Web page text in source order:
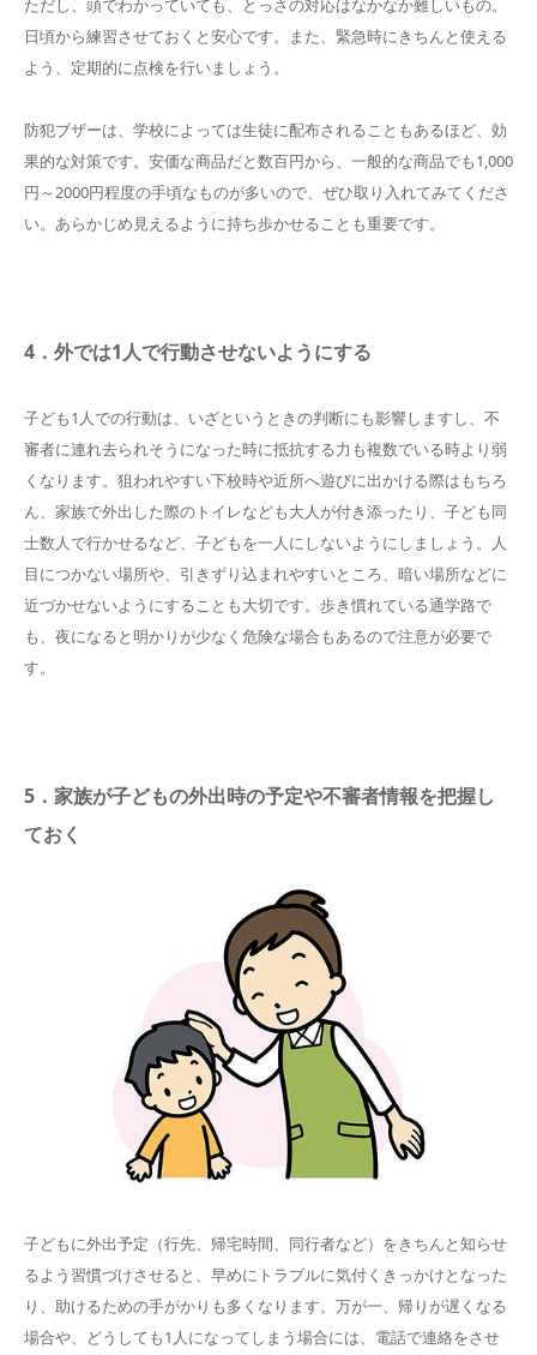
ただし、頭でわかっていても、とっさの対応はなかなか難しいもの。
日頃から練習させておくと安心です。また、緊急時にきちんと使える
よう、定期的に点検を行いましょう。
防犯ブザーは、学校によっては生徒に配布されることもあるほど、効
果的な対策です。安価な商品だと数百円から、一般的な商品でも1,000
円～2000円程度の手頃なものが多いので、ぜひ取り入れてみてくださ
い。あらかじめ見えるように持ち歩かせることも重要です。
4．外では1人で行動させないようにする
子ども1人での行動は、いざというときの判断にも影響しますし、不
審者に連れ去られそうになった時に抵抗する力も複数でいる時より弱
くなります。狙われやすい下校時や近所へ遊びに出かける際はもちろ
ん、家族で外出した際のトイレなども大人が付き添ったり、子ども同
士数人で行かせるなど、子どもを一人にしないようにしましょう。人
目につかない場所や、引きずり込まれやすいところ、暗い場所などに
近づかせないようにすることも大切です。歩き慣れている通学路で
も、夜になると明かりが少なく危険な場合もあるので注意が必要で
す。
5．家族が子どもの外出時の予定や不審者情報を把握し
ておく
子どもに外出予定（行先、帰宅時間、同行者など）をきちんと知らせ
るよう習慣づけさせると、早めにトラブルに気付くきっかけとなった
り、助けるための手がかりも多くなります。万が一、帰りが遅くなる
場合や、どうしても1人になってしまう場合には、電話で連絡をさせ